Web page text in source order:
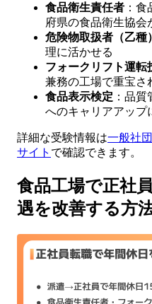
食品衛生責任者 ：
府県の食品衛生協
危険物取扱者（乙種）
理に活かせる
フォークリフト運転
兼務の工場で重宝さ
食品表示検定 ：品
へのキャリアアップ
詳細な受験情報は一般社
サイト で確認できます。
食品工場で正社
遇を改善する方